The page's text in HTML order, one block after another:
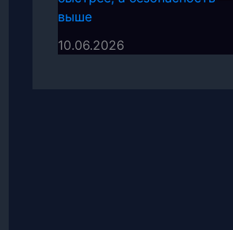
выше
10.06.2026